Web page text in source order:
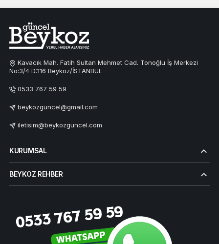
Kavacık Mah. Fatih Sultan Mehmet Cad. Tonoğlu İş Merkezi
No:3/4 D:116 Beykoz/İSTANBUL
0533 767 59 59
beykozguncel@gmail.com
iletisim@beykozguncel.com
KURUMSAL
BEYKOZ REHBER